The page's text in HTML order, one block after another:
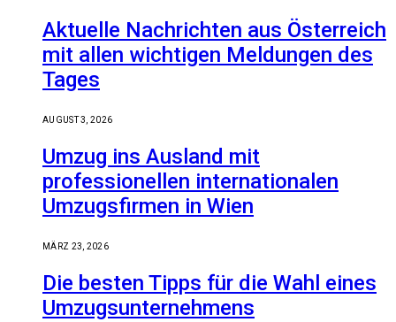
Aktuelle Nachrichten aus Österreich
mit allen wichtigen Meldungen des
Tages
AUGUST 3, 2026
Umzug ins Ausland mit
professionellen internationalen
Umzugsfirmen in Wien
MÄRZ 23, 2026
Die besten Tipps für die Wahl eines
Umzugsunternehmens